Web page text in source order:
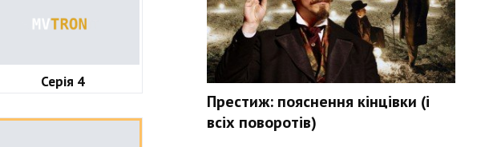
Серія 4
Престиж: пояснення кінцівки (і
всіх поворотів)